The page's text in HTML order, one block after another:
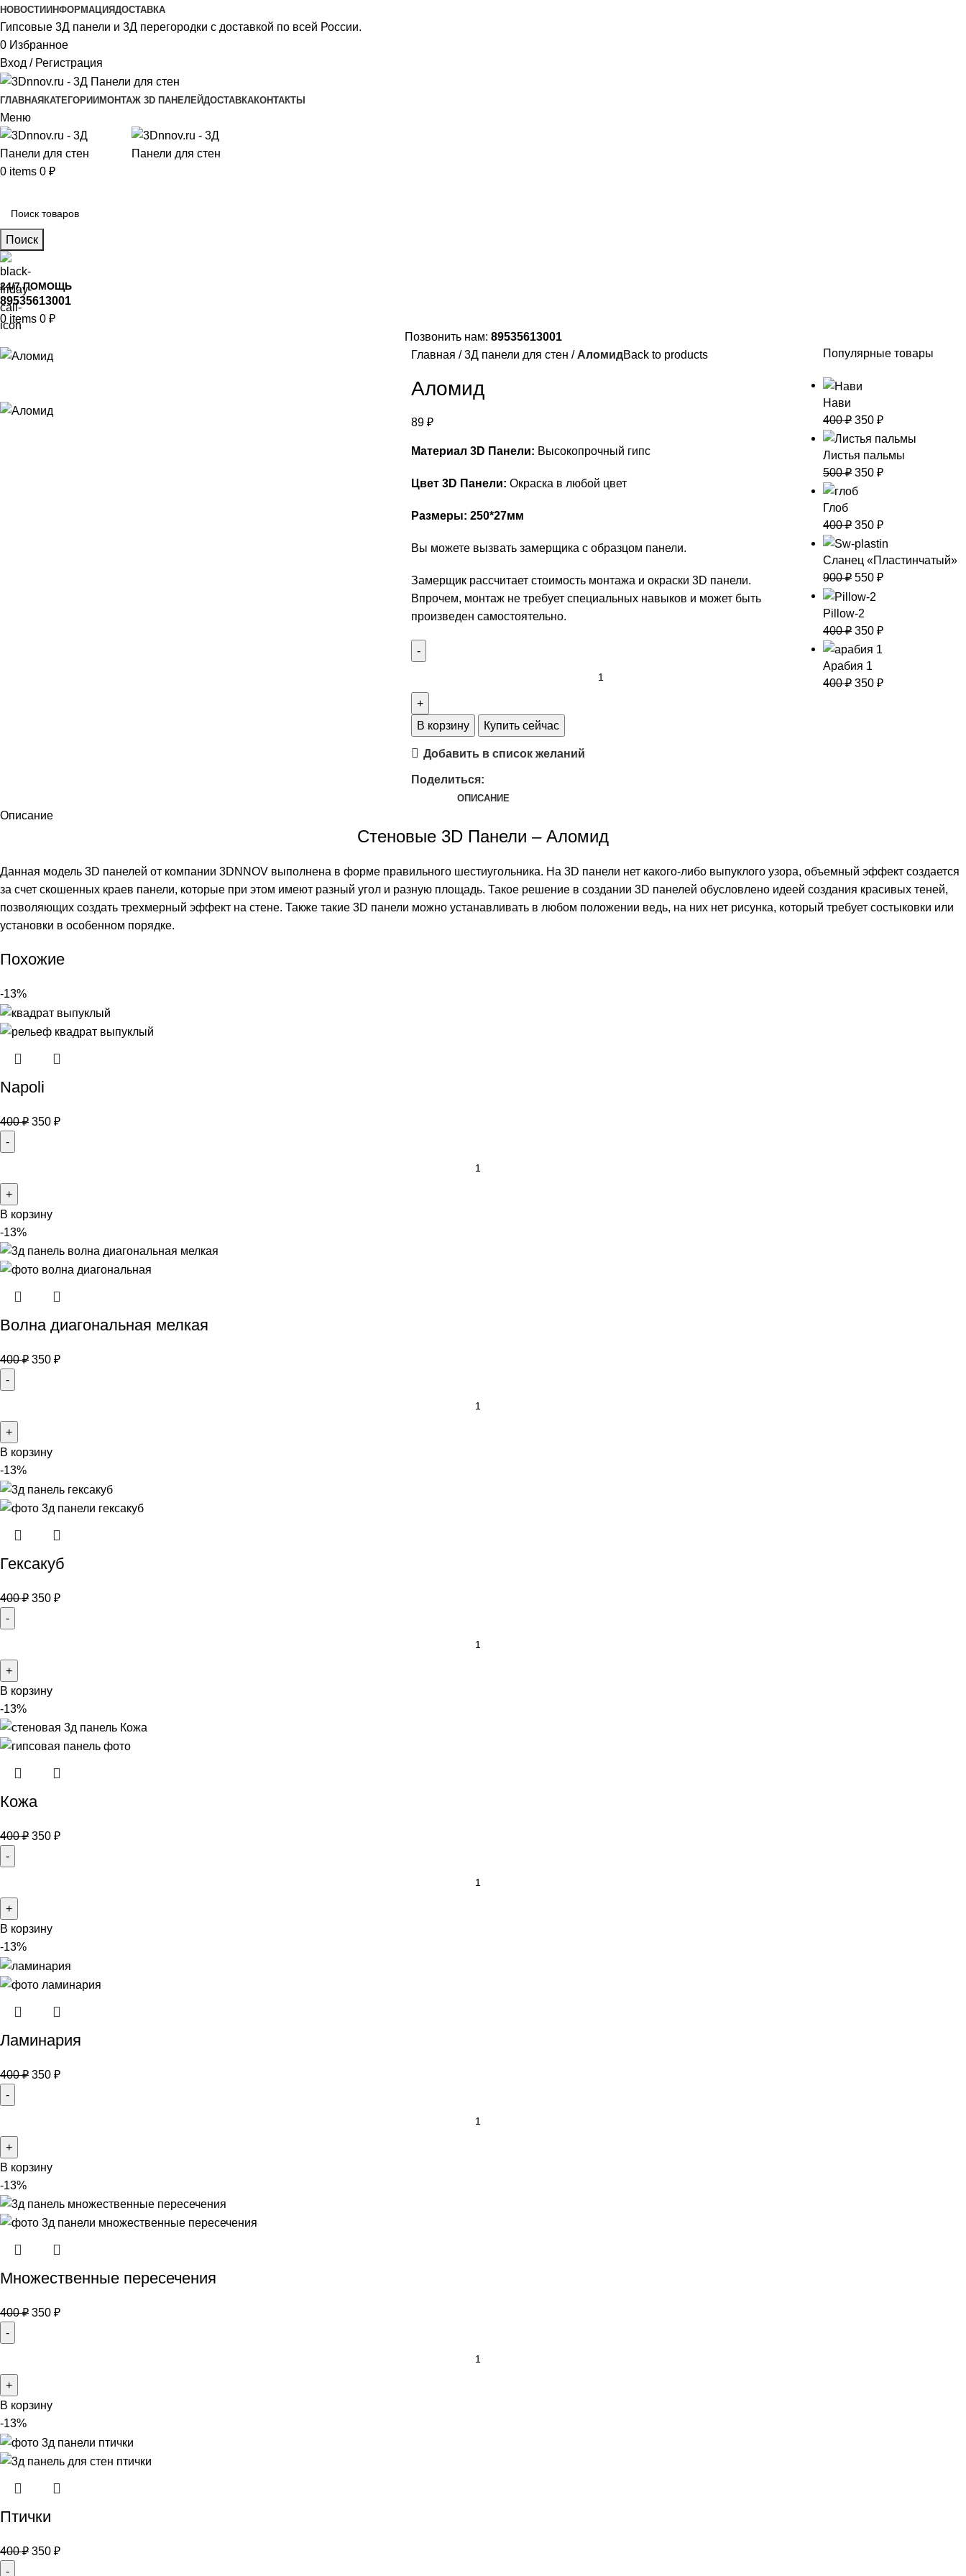
НОВОСТИ ИНФОРМАЦИЯДОСТАВКА
Гипсовые 3Д панели и 3Д перегородки с доставкой по всей России.
0 Избранное
Вход / Регистрация
ГЛАВНАЯ КАТЕГОРИИ МОНТАЖ 3D ПАНЕЛЕЙДОСТАВКАКОНТАКТЫ
Меню
0 items 0 ₽
Поиск
24/7 ПОМОЩЬ
89535613001
0 items 0 ₽
Позвонить нам: 89535613001
Главная
3Д панели для стен АломидBack to products
Аломид
89₽
Материал 3D Панели: Высокопрочный гипс
Цвет 3D Панели: Окраска в любой цвет
Размеры: 250*27мм
Вы можете вызвать замерщика с образцом панели.
Замерщик рассчитает стоимость монтажа и окраски 3D панели.
Впрочем, монтаж не требует специальных навыков и может быть
произведен самостоятельно.
В корзину Купить сейчас
Добавить в список желаний
Поделиться:
Популярные товары
Нави
400₽ 350 ₽
Листья пальмы
500₽ 350 ₽
Глоб
400₽ 350 ₽
Сланец «Пластинчатый»
900₽ 550 ₽
Pillow-2
400₽ 350 ₽
Арабия 1
400₽ 350 ₽
ОПИСАНИЕ
Описание
Стеновые 3D Панели – Аломид
Данная модель 3D панелей от компании 3DNNOV выполнена в форме правильного шестиугольника. На 3D панели нет какого-либо выпуклого узора, объемный эффект создается
за счет скошенных краев панели, которые при этом имеют разный угол и разную площадь. Такое решение в создании 3D панелей обусловлено идеей создания красивых теней,
позволяющих создать трехмерный эффект на стене. Также такие 3D панели можно устанавливать в любом положении ведь, на них нет рисунка, который требует состыковки или
установки в особенном порядке.
Похожие
-13%
Napoli
400₽ 350 ₽
В корзину
-13%
Волна диагональная мелкая
400₽ 350 ₽
В корзину
-13%
Гексакуб
400₽ 350 ₽
В корзину
-13%
Кожа
400₽ 350 ₽
В корзину
-13%
Ламинария
400₽ 350 ₽
В корзину
-13%
Множественные пересечения
400₽ 350 ₽
В корзину
-13%
Птички
400₽ 350 ₽